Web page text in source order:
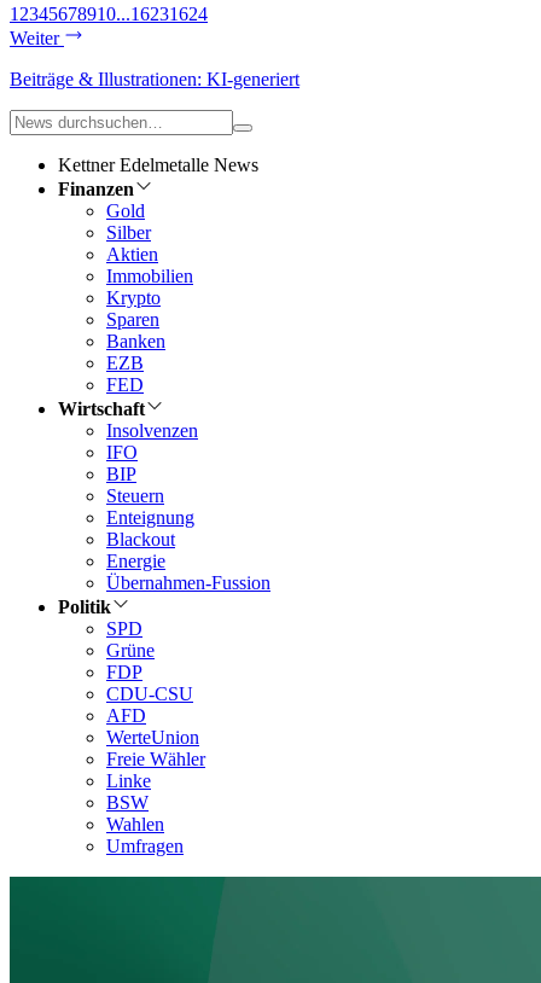
1 2345678910...16231624
Weiter
Beiträge & Illustrationen: KI-generiert
Kettner Edelmetalle News
Finanzen
Gold
Silber
Aktien
Immobilien
Krypto
Sparen
Banken
EZB
FED
Wirtschaft
Insolvenzen
IFO
BIP
Steuern
Enteignung
Blackout
Energie
Übernahmen-Fussion
Politik
SPD
Grüne
FDP
CDU-CSU
AFD
WerteUnion
Freie Wähler
Linke
BSW
Wahlen
Umfragen